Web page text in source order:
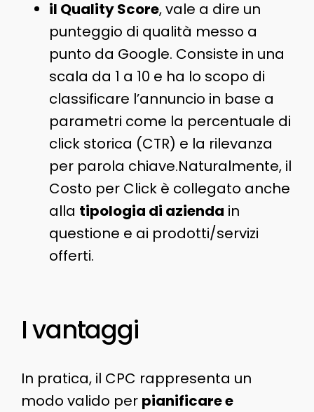
il Quality Score, vale a dire un
punteggio di qualità messo a
punto da Google. Consiste in una
scala da 1 a 10 e ha lo scopo di
classificare l’annuncio in base a
parametri come la percentuale di
click storica (CTR) e la rilevanza
per parola chiave.Naturalmente, il
Costo per Click è collegato anche
alla tipologia di azienda in
questione e ai prodotti/servizi
offerti.
I vantaggi
In pratica, il CPC rappresenta un
modo valido per pianificare e